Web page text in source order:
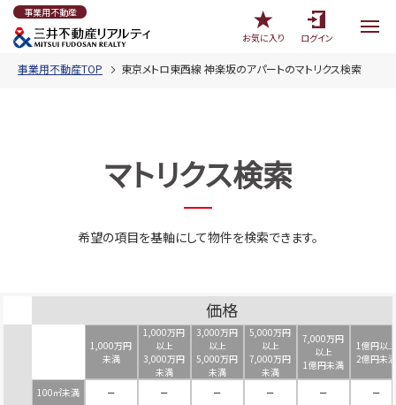
事業用不動産
お気に入り
ログイン
事業用不動産TOP 東京メトロ東西線 神楽坂のアパートのマトリクス検索
マトリクス検索
希望の項目を基軸にして物件を検索できます。
価格
1,000万円
未満
1,000万円
以上
3,000万円
未満
3,000万円
以上
5,000万円
未満
5,000万円
以上
7,000万円
未満
7,000万円
以上
1億円未満
1億円以上
2億円未満
100㎡未満 － － － － －
－